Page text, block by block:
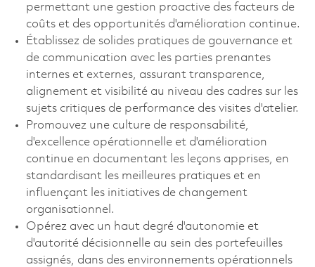
permettant une gestion proactive des facteurs de
coûts et des opportunités d'amélioration continue.
Établissez de solides pratiques de gouvernance et
de communication avec les parties prenantes
internes et externes, assurant transparence,
alignement et visibilité au niveau des cadres sur les
sujets critiques de performance des visites d'atelier.
Promouvez une culture de responsabilité,
d'excellence opérationnelle et d'amélioration
continue en documentant les leçons apprises, en
standardisant les meilleures pratiques et en
influençant les initiatives de changement
organisationnel.
Opérez avec un haut degré d'autonomie et
d'autorité décisionnelle au sein des portefeuilles
assignés, dans des environnements opérationnels